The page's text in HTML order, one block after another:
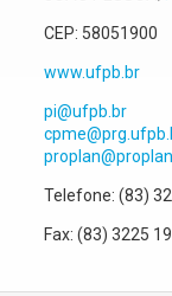
CEP: 58051900
www.ufpb.br
pi@ufpb.br
Telefone: (83)
Fax: (83) 3225